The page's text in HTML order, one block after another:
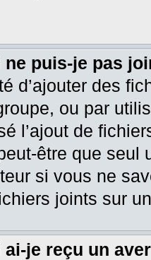
ne puis-je pas
d’ajouter des
ou par
l’ajout de
être que seul
si vous ne
joints sur
ai-je reçu un